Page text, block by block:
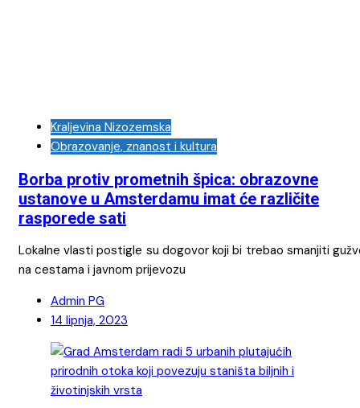
Kraljevina Nizozemska
Obrazovanje, znanost i kultura
Borba protiv prometnih špica: obrazovne
ustanove u Amsterdamu imat će različite
rasporede sati
Lokalne vlasti postigle su dogovor koji bi trebao smanjiti
na cestama i javnom prijevozu
Admin PG
14 lipnja, 2023